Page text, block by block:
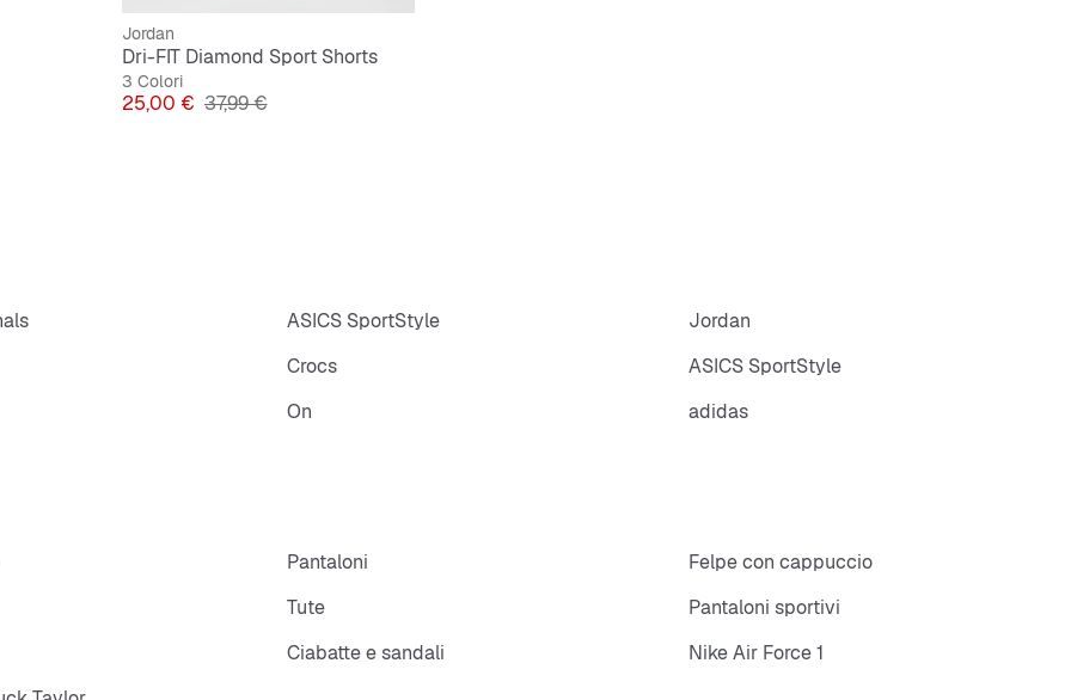
Jordan
Dri-FIT Diamond Sport Shorts
3 Colori
Prezzo
25,00 € Prezzo originale
37,99 €
ASICS SportStyle
Jordan
Crocs
ASICS SportStyle
On adidas
Pantaloni
Felpe con cappuccio
Tute
Pantaloni sportivi
Ciabatte e sandali
Nike Air Force 1